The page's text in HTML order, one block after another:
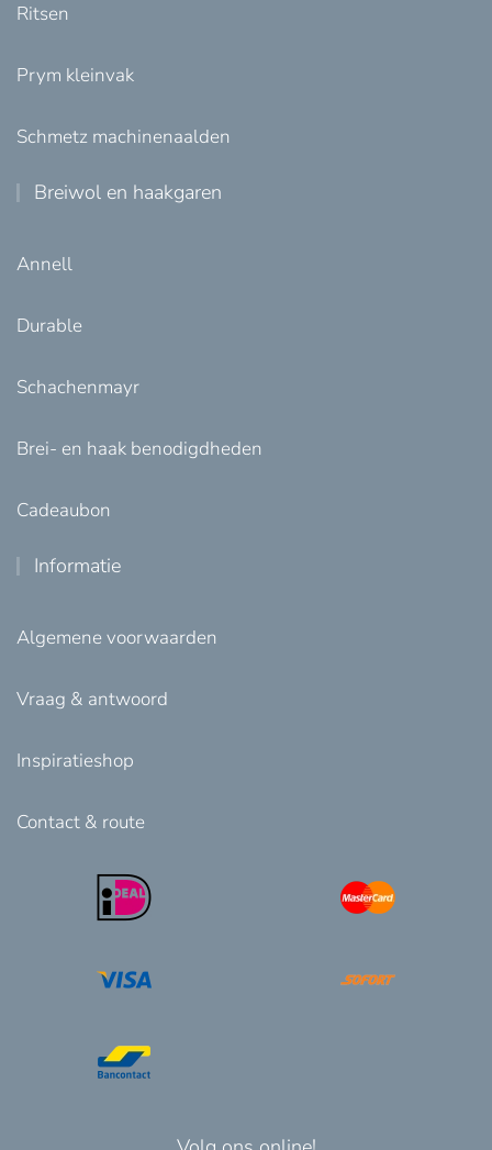
Ritsen
Prym kleinvak
Schmetz machinenaalden
Breiwol en haakgaren
Annell
Durable
Schachenmayr
Brei- en haak benodigdheden
Cadeaubon
Informatie
Algemene voorwaarden
Vraag & antwoord
Inspiratieshop
Contact & route